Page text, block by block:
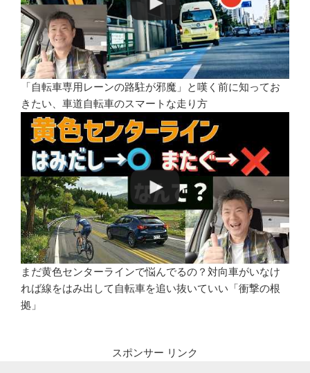
「自転車専用レーンの路駐が邪魔」と嘆く前に知ってお
きたい、車道自転車のスマートな走り方
まだ黄色センターラインで悩んでるの？対向車がいなけ
れば線をはみ出して自転車を追い抜いていい「衝撃の根
拠」
スポンサー リンク